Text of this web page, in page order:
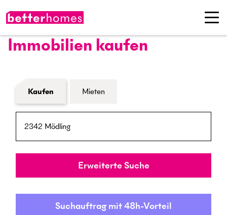
Immobilien kaufen
Formular Immobiliensuche
Kaufen Mieten
PLZ / Ort
Umkreis
Erweiterte Suche
Suchauftrag mit 48h-Vorteil